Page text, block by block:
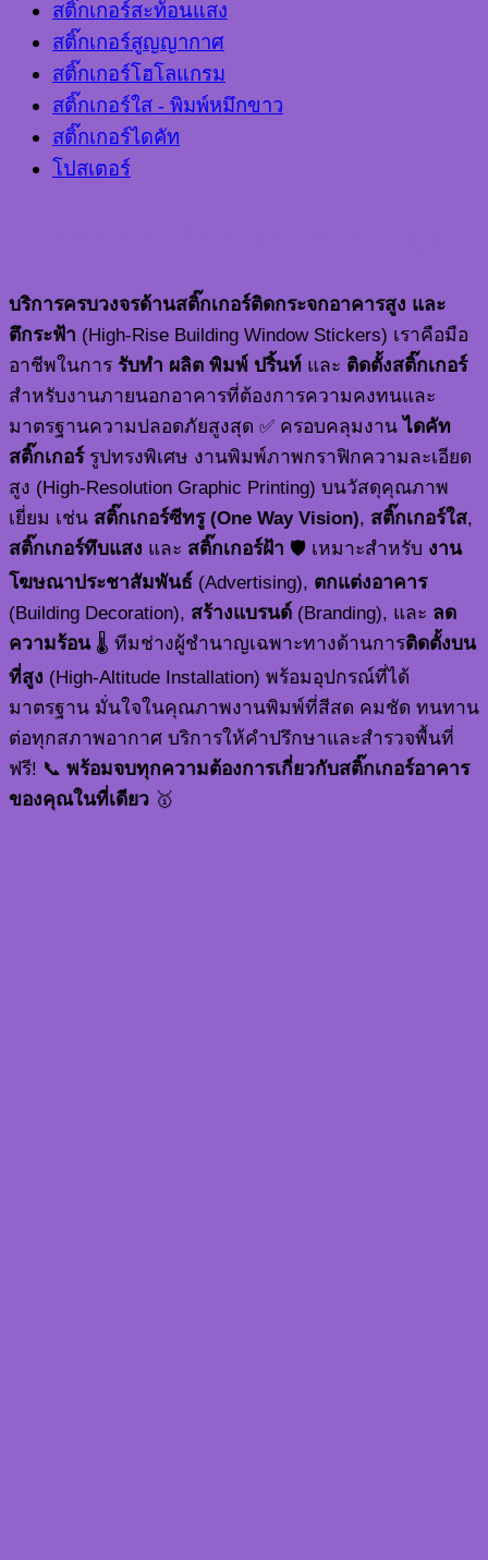
สติ๊กเกอร์สะท้อนแสง
สติ๊กเกอร์สูญญากาศ
สติ๊กเกอร์โฮโลแกรม
สติ๊กเกอร์ใส - พิมพ์หมึกขาว
สติ๊กเกอร์ไดคัท
โปสเตอร์
บริการครบวงจรด้านสติ๊กเกอร์ติดกระจกอาคารสูง และ
ตึกระฟ้า (High-Rise Building Window Stickers) เราคือมือ
อาชีพในการ รับทำ ผลิต พิมพ์ ปริ้นท์ และ ติดตั้งสติ๊กเกอร์
สำหรับงานภายนอกอาคารที่ต้องการความคงทนและ
มาตรฐานความปลอดภัยสูงสุด ✅ ครอบคลุมงานไดคัท
สติ๊กเกอร์รูปทรงพิเศษ งานพิมพ์ภาพกราฟิกความละเอียด
สูง (High-Resolution Graphic Printing) บนวัสดุคุณภาพ
เยี่ยม เช่น สติ๊กเกอร์ซีทรู (One Way Vision), สติ๊กเกอร์ใส,
สติ๊กเกอร์ทึบแสง และ สติ๊กเกอร์ฝ้า 🛡️ เหมาะสำหรับ งาน
โฆษณาประชาสัมพันธ์ (Advertising), ตกแต่งอาคาร
(Building Decoration), สร้างแบรนด์ (Branding), และ ลด
ความร้อน🌡️ ทีมช่างผู้ชำนาญเฉพาะทางด้านการติดตั้งบน
ที่สูง (High-Altitude Installation) พร้อมอุปกรณ์ที่ได้
มาตรฐาน มั่นใจในคุณภาพงานพิมพ์ที่สีสด คมชัด ทนทาน
ต่อทุกสภาพอากาศ บริการให้คำปรึกษาและสำรวจพื้นที่
ฟรี! 📞 พร้อมจบทุกความต้องการเกี่ยวกับสติ๊กเกอร์อาคาร
ของคุณในที่เดียว 🥇